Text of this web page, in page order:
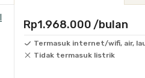
Rp1.968.000 /bulan
Termasuk internet/wifi, air,
Tidak termasuk listrik